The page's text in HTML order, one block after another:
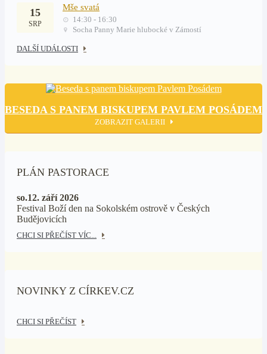
15
SRP
Mše svatá
14:30 - 16:30
Socha Panny Marie hlubocké v Zámostí
DALŠÍ UDÁLOSTI
BESEDA S PANEM BISKUPEM PAVLEM POSÁDEM
ZOBRAZIT GALERII
PLÁN PASTORACE
so.12. září 2026
Festival Boží den na Sokolském ostrově v Českých
Budějovicích
CHCI SI PŘEČÍST VÍC...
NOVINKY Z CÍRKEV.CZ
CHCI SI PŘEČÍST